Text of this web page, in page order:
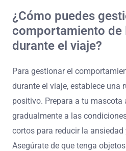
¿Cómo puedes
comportamiento de
durante el viaje?